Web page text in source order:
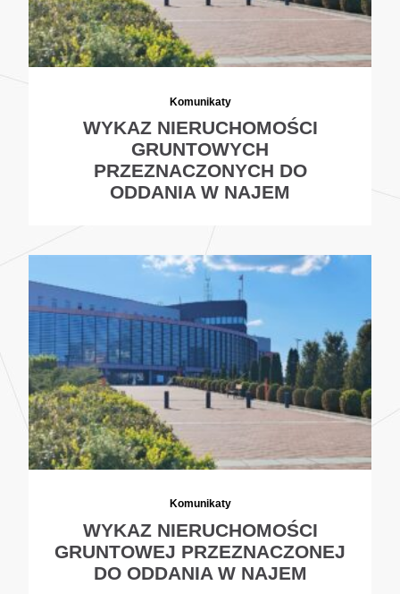
Komunikaty
WYKAZ NIERUCHOMOŚCI
GRUNTOWYCH
PRZEZNACZONYCH DO
ODDANIA W NAJEM
Komunikaty
WYKAZ NIERUCHOMOŚCI
GRUNTOWEJ PRZEZNACZONEJ
DO ODDANIA W NAJEM